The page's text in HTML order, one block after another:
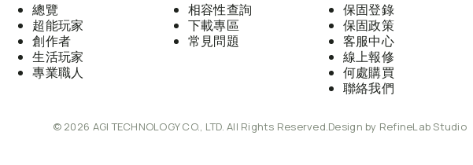
總覽
超能玩家
創作者
生活玩家
專業職人
相容性查詢
下載專區
常見問題
保固登錄
保固政策
客服中心
線上報修
何處購買
聯絡我們
© 2026 AGI TECHNOLOGY CO., LTD. All Rights Reserved. Design by RefineLab Studio